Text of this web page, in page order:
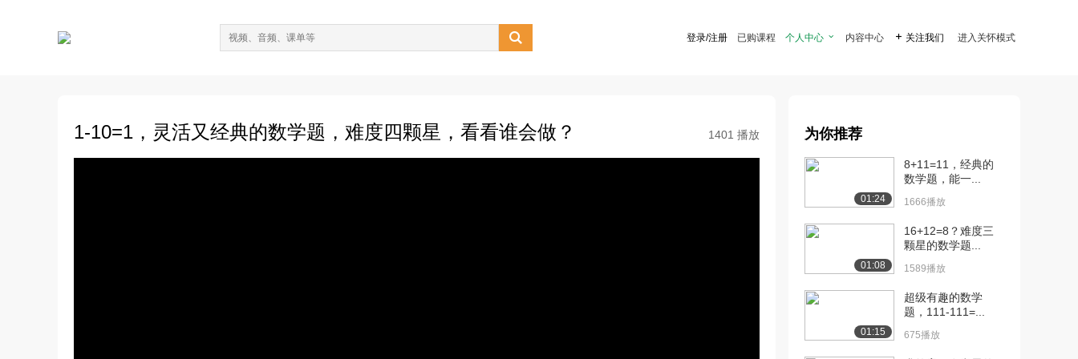
 登录/注册 已购课程 个人中心  内容中心  关注我们 进入关怀模式
1-10=1，灵活又经典的数学题，难度四颗星，看看谁会做？ 1401 播放 为你推荐
01:24
8+11=11，经典的
数学题，能一...
1666播放
01:08
16+12=8？难度三
颗星的数学题...
1589播放
01:15
超级有趣的数学
题，111-111=...
675播放